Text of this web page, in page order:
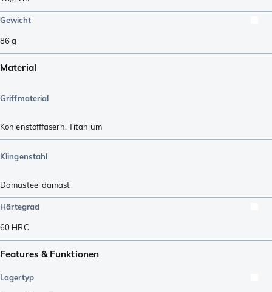
Gewicht
86g
Material
Griffmaterial
Kohlenstofffasern,Titanium
Klingenstahl
Damasteel damast
Härtegrad
60 HRC
Features & Funktionen
Lagertyp